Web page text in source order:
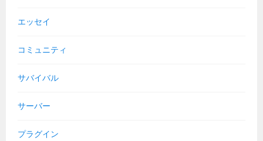
エッセイ
コミュニティ
サバイバル
サーバー
プラグイン